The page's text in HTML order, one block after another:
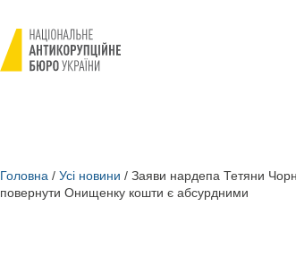
Головна / Усі новини / Заяви нардепа Тетяни
повернути Онищенку кошти є абсурдними